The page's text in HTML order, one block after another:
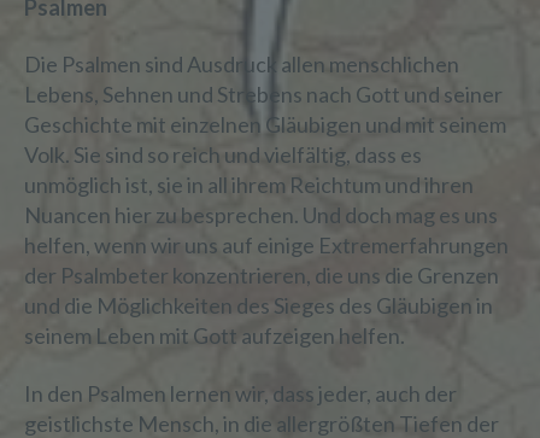
Psalmen
Die Psalmen sind Ausdruck allen menschlichen
Lebens, Sehnen und Strebens nach Gott und seiner
Geschichte mit einzelnen Gläubigen und mit seinem
Volk. Sie sind so reich und vielfältig, dass es
unmöglich ist, sie in all ihrem Reichtum und ihren
Nuancen hier zu besprechen. Und doch mag es uns
helfen, wenn wir uns auf einige Extremerfahrungen
der Psalmbeter konzentrieren, die uns die Grenzen
und die Möglichkeiten des Sieges des Gläubigen in
seinem Leben mit Gott aufzeigen helfen.
In den Psalmen lernen wir, dass jeder, auch der
geistlichste Mensch, in die allergrößten Tiefen der